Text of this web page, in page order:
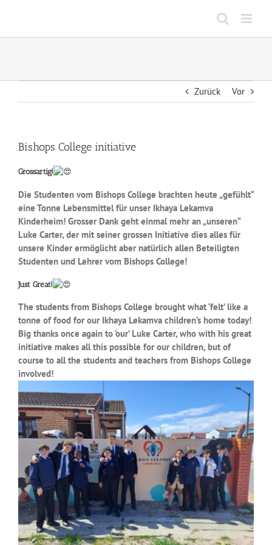
Zurück Vor
Bishops College initiative
Grossartig!
Die Studenten vom Bishops College brachten heute „gefühlt“
eine Tonne Lebensmittel für unser Ikhaya Lekamva
Kinderheim! Grosser Dank geht einmal mehr an „unseren“
Luke Carter, der mit seiner grossen Initiative dies alles für
unsere Kinder ermöglicht aber natürlich allen Beteiligten
Studenten und Lehrer vom Bishops College!
Just Great!
The students from Bishops College brought what ‘felt’ like a
tonne of food for our Ikhaya Lekamva children’s home today!
Big thanks once again to ‘our’ Luke Carter, who with his great
initiative makes all this possible for our children, but of
course to all the students and teachers from Bishops College
involved!